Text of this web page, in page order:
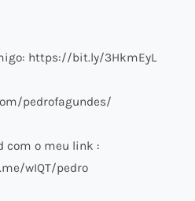
https://bit.ly/3HkmEyL
pedrofagundes/
com o meu link :
wIQT/pedro